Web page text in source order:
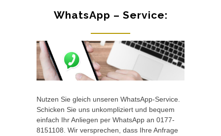
WhatsApp – Service:
Nutzen Sie gleich unseren WhatsApp-Service.
Schicken Sie uns unkompliziert und bequem
einfach Ihr Anliegen per WhatsApp an 0177-
8151108. Wir versprechen, dass Ihre Anfrage